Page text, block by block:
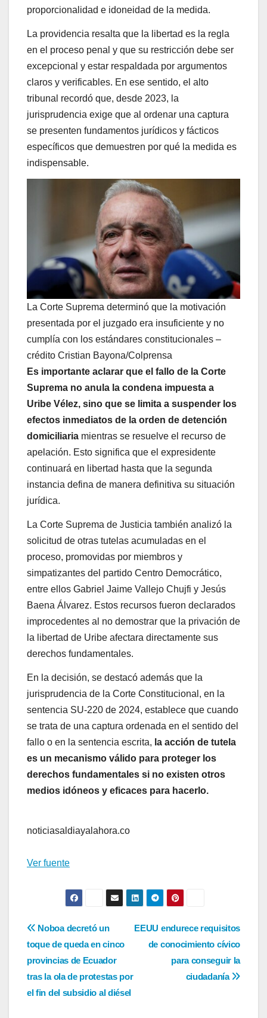
proporcionalidad e idoneidad de la medida.
La providencia resalta que la libertad es la regla
en el proceso penal y que su restricción debe ser
excepcional y estar respaldada por argumentos
claros y verificables. En ese sentido, el alto
tribunal recordó que, desde 2023, la
jurisprudencia exige que al ordenar una captura
se presenten fundamentos jurídicos y fácticos
específicos que demuestren por qué la medida es
indispensable.
La Corte Suprema determinó que la motivación
presentada por el juzgado era insuficiente y no
cumplía con los estándares constitucionales –
crédito Cristian Bayona/Colprensa
Es importante aclarar que el fallo de la Corte
Suprema no anula la condena impuesta a
Uribe Vélez, sino que se limita a suspender los
efectos inmediatos de la orden de detención
domiciliaria mientras se resuelve el recurso de
apelación. Esto significa que el expresidente
continuará en libertad hasta que la segunda
instancia defina de manera definitiva su situación
jurídica.
La Corte Suprema de Justicia también analizó la
solicitud de otras tutelas acumuladas en el
proceso, promovidas por miembros y
simpatizantes del partido Centro Democrático,
entre ellos Gabriel Jaime Vallejo Chujfi y Jesús
Baena Álvarez. Estos recursos fueron declarados
improcedentes al no demostrar que la privación de
la libertad de Uribe afectara directamente sus
derechos fundamentales.
En la decisión, se destacó además que la
jurisprudencia de la Corte Constitucional, en la
sentencia SU-220 de 2024, establece que cuando
se trata de una captura ordenada en el sentido del
fallo o en la sentencia escrita, la acción de tutela
es un mecanismo válido para proteger los
derechos fundamentales si no existen otros
medios idóneos y eficaces para hacerlo.
noticiasaldiayalahora.co
Ver fuente
Navegación
de
entradas
EEUU endurece requisitos
de conocimiento cívico
para conseguir la
ciudadanía
Noboa decretó un
toque de queda en cinco
provincias de Ecuador
tras la ola de protestas por
el fin del subsidio al diésel